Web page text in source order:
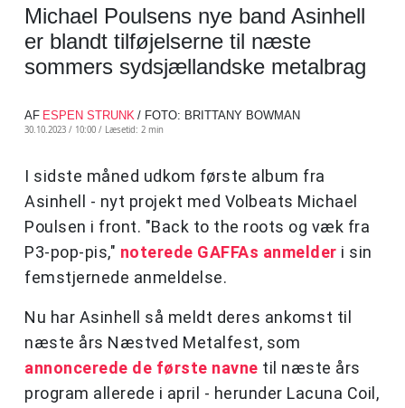
Michael Poulsens nye band Asinhell
er blandt tilføjelserne til næste
sommers sydsjællandske metalbrag
AF ESPEN STRUNK / FOTO: BRITTANY BOWMAN
30.10.2023 / 10:00 / Læsetid: 2 min
I sidste måned udkom første album fra
Asinhell - nyt projekt med Volbeats Michael
Poulsen i front. "Back to the roots og væk fra
P3-pop-pis," noterede GAFFAs anmelder i sin
femstjernede anmeldelse.
Nu har Asinhell så meldt deres ankomst til
næste års Næstved Metalfest, som
annoncerede de første navne til næste års
program allerede i april - herunder Lacuna Coil,